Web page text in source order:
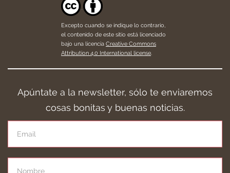
Excepto cuando se indique lo contrario,
el contenido de este sitio está licenciado
bajo una licencia Creative Commons
Attribution 4.0 International license.
Apúntate a la newsletter, sólo te enviaremos
cosas bonitas y buenas noticias.